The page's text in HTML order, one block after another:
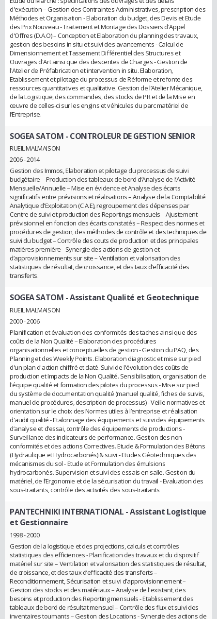
d'exécution – Gestion des Contraintes Administratives, prescription des
Méthodes et Organisation - Elaboration du budget, des Devis et Etude
des Prix Nouveau - Traitement et Montage des Dossiers d'Appel
d'Offres (D.A.O) – Conception et Elaboration du planning des travaux,
gestion des besoins in situ et suivi des avancements - Calcul de
Dimensionnement et Tassement Différentiel des Structures et
Ouvrages d'Art ainsi que des descentes de Charges - Gestion de
l'Atelier de Préfabrication et intervention in situ. Elaboration,
Etablissement et pilotage du processus de Réforme et refonte des
ressources quantitatives et qualitative. Gestion de l’Atelier Mécanique,
de la Logistique, des commandes, des stocks de PR et de la Mise en
œuvre de celles-ci sur les engins et véhicules du parc matériel de
l’Entreprise.
SOGEA SATOM - CONTROLEUR DE GESTION SENIOR
RUEIL MALMAISON
2006 - 2014
Gestion des Immos, Elaboration et pilotage du processus de suivi
budgétaire – Production des tableaux de bord d’Analyse de l’Activité
Mensuelle/Annuelle – Mise en évidence et Analyse des écarts
significatifs entre prévisions et réalisations – Analyse de la Comptabilité
Analytique d’Exploitation (C.A.E), regroupement des dépenses par
Centre de suivi et production des Reportings mensuels – Ajustement
prévisionnel en fonction des écarts constatés – Respect des normes et
procédures de gestion, des méthodes de contrôle et des techniques de
suivi du budget – Contrôle des couts de production et des principales
matières première - Synergie des actions de gestion et
d’approvisionnements sur site – Ventilation et valorisation des
statistiques de résultat, de croissance, et des taux d’efficacité des
transferts.
SOGEA SATOM - Assistant Qualité et Geotechnique
RUEIL MALMAISON
2000 - 2006
Planification et évaluation des conformités des taches ainsi que des
coûts de la Non Qualité – Elaboration des procédures
organisationnelles et conceptuelles de gestion - Gestion du PAQ, des
Planning et des Weekly Points. Elaboration diagnostic et mise sur pied
d'un plan d'action chiffré et daté. Suivi de l'évolution des coûts de
production et Impacts de la Non Qualité. Sensibilisation, organisation de
l'équipe qualité et formation des pilotes du processus - Mise sur pied
du système de documentation qualité (manuel qualité, fiches de suivis,
manuel de procédures, description de processus) - Veille normatives et
orientation sur le choix des Normes utiles à l’entreprise et réalisation
d'audit qualité - Etalonnage des équipements et suivi des équipements
d’analyse et d’essai, contrôle des équipements de productions -
Surveillance des indicateurs de performance. Gestion des non-
conformités et des actions Correctives. Etude & Formulation des Bétons
(Hydraulique et Hydrocarbonés) & suivi - Etudes Géotechniques des
mécanismes du sol - Etude et Formulation des émulsions
hydrocarbonés. Supervision et suivi des essais en salle. Gestion du
matériel, de l’Ergonomie et de la sécurisation du travail - Evaluation des
sous-traitants, contrôle des activités des sous-traitants
PANTECHNIKI INTERNATIONAL - Assistant Logistique
et Gestionnaire
1998 - 2000
Gestion de la logistique et des projections, calculs et contrôles
statistiques des efficiences - Planification des travaux et du dispositif
matériel sur site – Ventilation et valorisation des statistiques de résultat,
de croissance, et des taux d’efficacité des transferts –
Reconditionnement, Sécurisation et suivi d’approvisionnement –
Gestion des stocks et des matériaux – Analyse de l'existant, des
besoins et production des Reporting mensuels - Etablissement des
tableaux de bord de résultat mensuel – Contrôle des flux et suivi des
inventaires tournants – Gestion des Locations - Synergie des actions de